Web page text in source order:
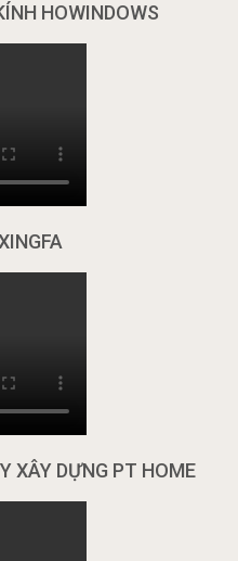
HOWINDOWS
XÂY DỰNG PT HOME